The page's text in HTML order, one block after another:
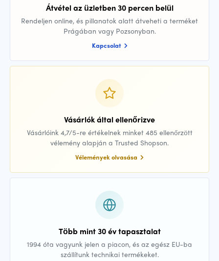
Átvétel az üzletben 30 percen belül
Rendeljen online, és pillanatok alatt átveheti a terméket
Prágában vagy Pozsonyban.
Kapcsolat
Vásárlók által ellenőrizve
Vásárlóink 4,7/5-re értékelnek minket 485 ellenőrzött
vélemény alapján a Trusted Shopson.
Vélemények olvasása
Több mint 30 év tapasztalat
1994 óta vagyunk jelen a piacon, és az egész EU-ba
szállítunk technikai termékeket.